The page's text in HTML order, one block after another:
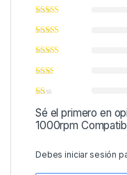
Sé el primero en
1000rpm
Debesiniciar sesión